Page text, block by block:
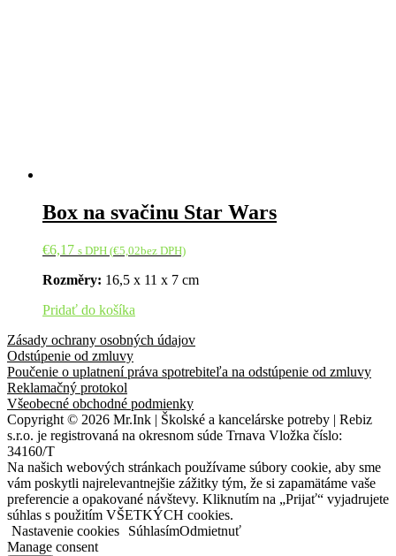
Box na svačinu Star Wars
€6,17 s DPH (€5,02bez DPH)
Rozměry: 16,5 x 11 x 7 cm
Pridať do košíka
Zásady ochrany osobných údajov
Odstúpenie od zmluvy
Poučenie o uplatnení práva spotrebiteľa na odstúpenie od zmluvy
Reklamačný protokol
Všeobecné obchodné podmienky
Copyright © 2026 Mr.Ink | Školské a kancelárske potreby | Rebiz
s.r.o. je registrovaná na okresnom súde Trnava Vložka číslo:
34160/T
Na našich webových stránkach používame súbory cookie, aby sme
vám poskytli najrelevantnejšie zážitky tým, že si zapamätáme vaše
preferencie a opakované návštevy. Kliknutím na „Prijať“ vyjadrujete
súhlas s použitím VŠETKÝCH cookies.
Nastavenie cookies
SúhlasímOdmietnuť
Manage consent